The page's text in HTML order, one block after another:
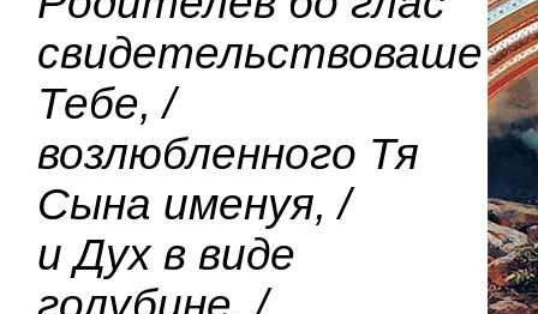
свидетельствоваше
Тебе, /
возлюбленного Тя
Сына именуя, /
и Дух в виде